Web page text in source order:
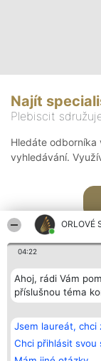
ORLOVÉ
04:22
Ahoj, rádi Vám
příslušnou téma
Jsem laureát, chci
Chci přihlásit svou
Najít
Plebiscit
Hledáte odborníka
vyhledávání.
Bright Side Solutions sp. z
o. sp. k.
ul. Ruska 22
Wrocław 50-079